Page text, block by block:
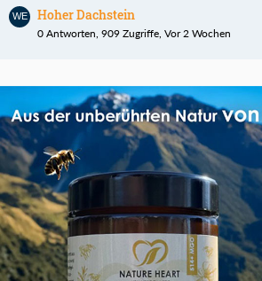
Hoher Dachstein
0 Antworten, 909 Zugriffe, Vor 2 Wochen